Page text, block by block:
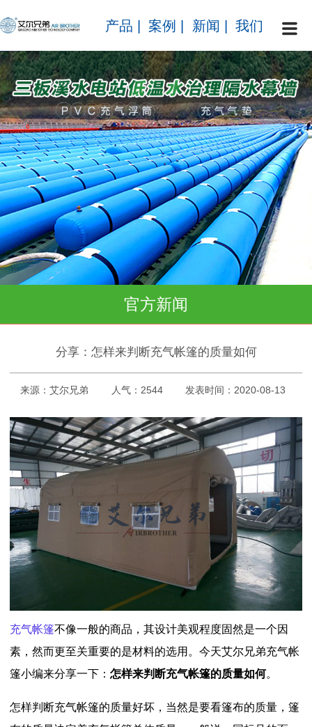
产品 案例 新闻 我们
官方新闻
分享：怎样来判断充气帐篷的质量如何
来源：艾尔兄弟 人气：2544 发表时间：2020-08-13
充气帐篷不像一般的商品，其设计美观程度固然是一个因
素，然而更至关重要的是材料的选用。今天艾尔兄弟充气帐
篷小编来分享一下： 怎样来判断充气帐篷的质量如何。
怎样判断充气帐篷的质量好坏，当然是要看篷布的质量，篷